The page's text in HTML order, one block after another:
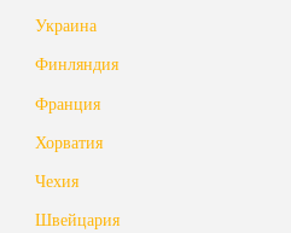
Украина
Финляндия
Франция
Хорватия
Чехия
Швейцария